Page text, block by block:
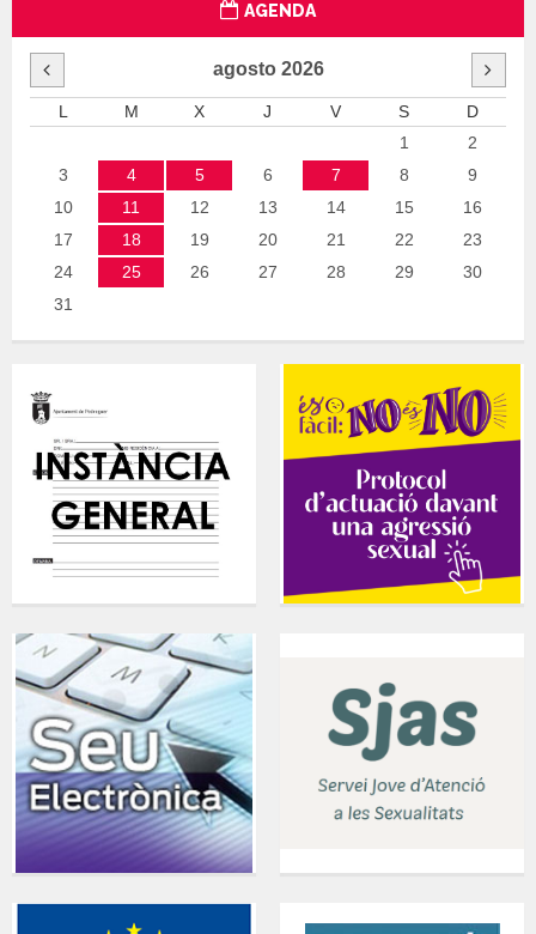
AGENDA
agosto 2026
L M X J V S
D
1
2
3
4 5 6 7 8
9
10
11 12 13 14 15
16
17
18 19 20 21 22
23
24
25 26 27 28 29
30
31